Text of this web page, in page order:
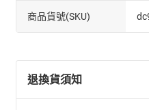
商品貨號(SKU)
退換貨須知